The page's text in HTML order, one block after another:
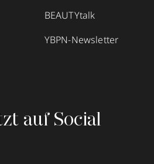
BEAUTYtalk
YBPN-Newsletter
auf Social